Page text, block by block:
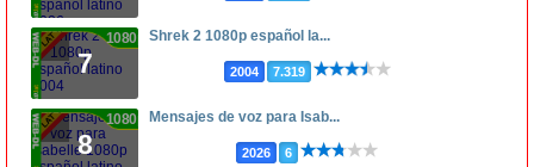
7
1080p Shrek 2 1080p español la...
2004 7.319
8
1080p Mensajes de voz para Isab...
2026 6